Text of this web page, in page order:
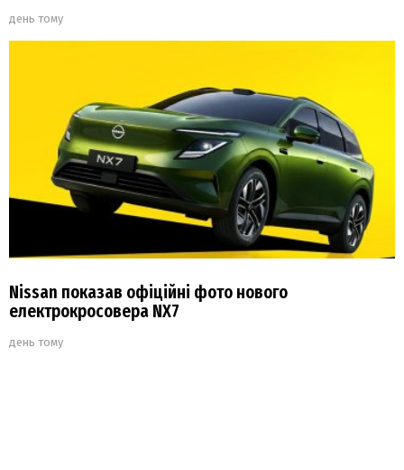
день тому
Nissan показав офіційні фото нового
електрокросовера NX7
день тому